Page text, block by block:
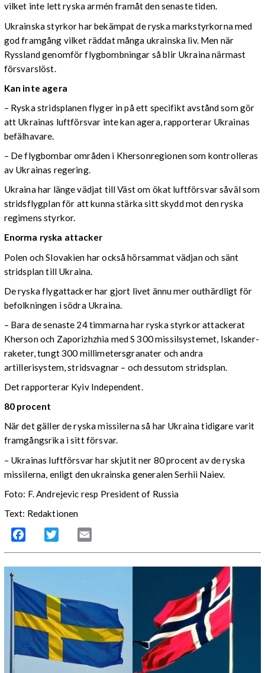
vilket inte lett ryska armén framåt den senaste tiden.
Ukrainska styrkor har bekämpat de ryska markstyrkorna med
god framgång vilket räddat många ukrainska liv. Men när
Ryssland genomför flygbombningar så blir Ukraina närmast
försvarslöst.
Kan inte agera
– Ryska stridsplanen flyger in på ett specifikt avstånd som gör
att Ukrainas luftförsvar inte kan agera, rapporterar Ukrainas
befälhavare.
– De flygbombar områden i Khersonregionen som kontrolleras
av Ukrainas regering.
Ukraina har länge vädjat till Väst om ökat luftförsvar såväl som
stridsflygplan för att kunna stärka sitt skydd mot den ryska
regimens styrkor.
Enorma ryska attacker
Polen och Slovakien har också hörsammat vädjan och sänt
stridsplan till Ukraina.
De ryska flygattacker har gjort livet ännu mer outhärdligt för
befolkningen i södra Ukraina.
– Bara de senaste 24 timmarna har ryska styrkor attackerat
Kherson och Zaporizhzhia med S 300 missilsystemet, Iskander-
raketer, tungt 300 millimetersgranater och andra
artillerisystem, stridsvagnar – och dessutom stridsplan.
Det rapporterar Kyiv Independent.
80 procent
När det gäller de ryska missilerna så har Ukraina tidigare varit
framgångsrika i sitt försvar.
– Ukrainas luftförsvar har skjutit ner 80 procent av de ryska
missilerna, enligt den ukrainska generalen Serhii Naiev.
Foto: F. Andrejevic resp President of Russia
Text: Redaktionen
Facebook Twitter